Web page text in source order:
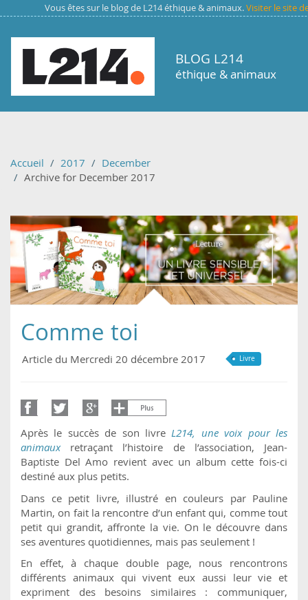
Aller au contenu principal
Vous êtes sur le blog de L214 éthique & animaux.Visiter le site
BLOG L214
éthique & animaux
Accueil 2017
December
Archive for December 2017
Comme toi
Article du Mercredi 20 décembre 2017 Livre
Après le succès de son livreL214, une voix pour les
animaux
retraçant l’histoire de l’association, Jean-
Baptiste Del Amo revient avec un album cette fois-ci
destiné aux plus petits.
Dans ce petit livre, illustré en couleurs par Pauline
Martin, on fait la rencontre d’un enfant qui, comme tout
petit qui grandit, affronte la vie. On le découvre dans
ses aventures quotidiennes, mais pas seulement !
En effet, à chaque double page, nous rencontrons
différents animaux qui vivent eux aussi leur vie et
expriment des besoins similaires : communiquer,